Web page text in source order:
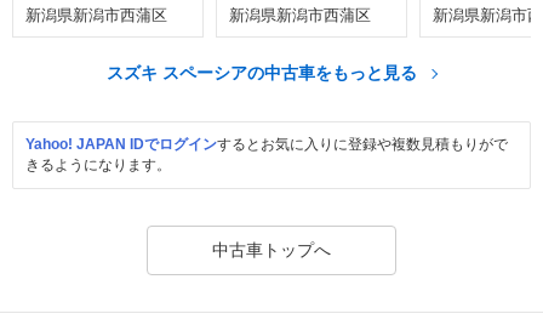
新潟県新潟市西蒲区 新潟県新潟市西蒲区 新潟県新潟市
スズキ スペーシアの中古車をもっと見る
Yahoo! JAPAN IDでログインするとお気に入りに登録や複数見積もりがで
きるようになります。
中古車トップへ